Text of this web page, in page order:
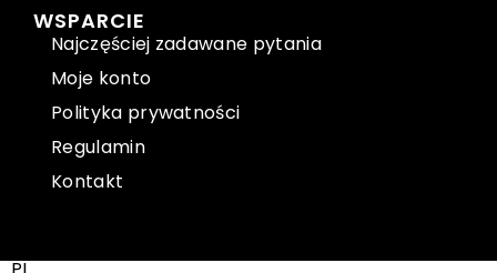
WSPARCIE
Najczęściej zadawane pytania
Moje konto
Polityka prywatności
Regulamin
Kontakt